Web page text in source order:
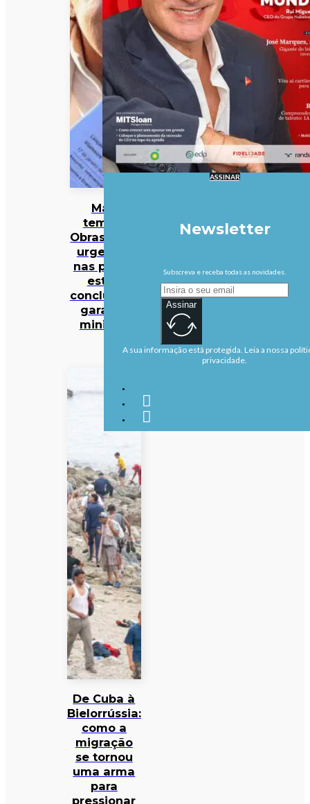
Mau
tempo:
Obras mais
urgentes
nas praias
estão
concluídas,
garante
ministra
De Cuba à
Bielorrússia:
como a
migração
se tornou
uma arma
para
pressionar
ASSINAR
Newsletter
Subscreva e receba todas as novidades.
Assinar
A sua informação está protegida. Leia a nossa
privacidade.